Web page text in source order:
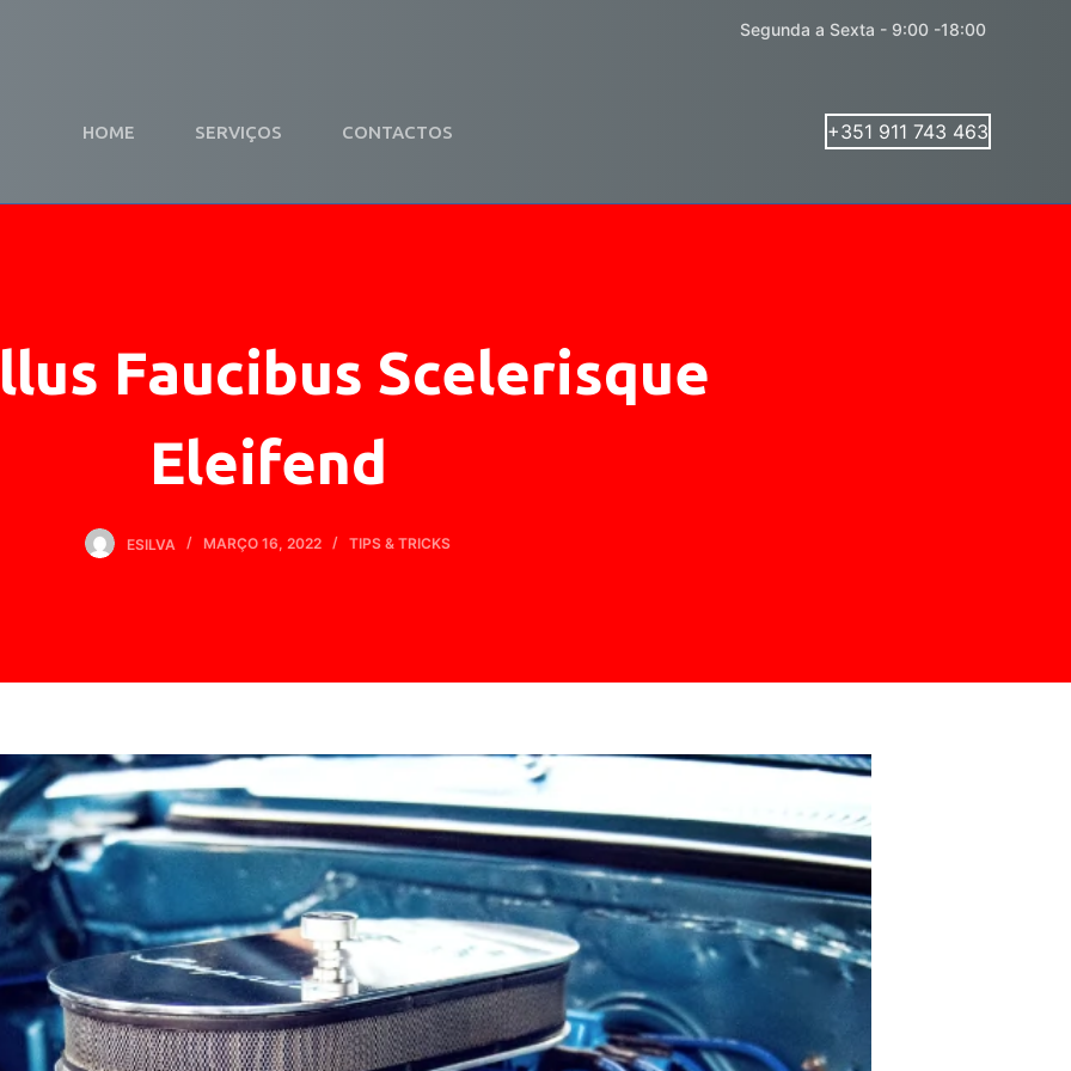
Segunda a Sexta - 9:00 -18:00
HOME SERVIÇOS CONTACTOS +351 911 743 463
Faucibus Scelerisque
Eleifend
ESILVA MARÇO 16, 2022 TIPS & TRICKS